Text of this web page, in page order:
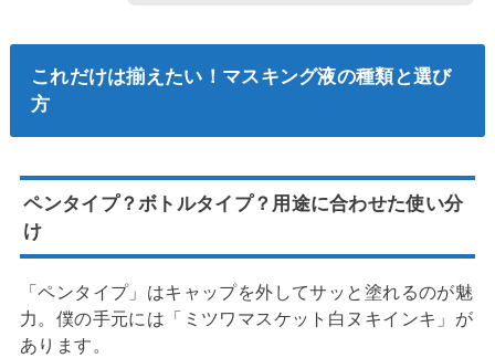
これだけは揃えたい！マスキング液の種類と選び
方
ペンタイプ？ボトルタイプ？用途に合わせた使い分
け
「ペンタイプ」はキャップを外してサッと塗れるのが魅
力。僕の手元には「ミツワマスケット白ヌキインキ」が
あります。